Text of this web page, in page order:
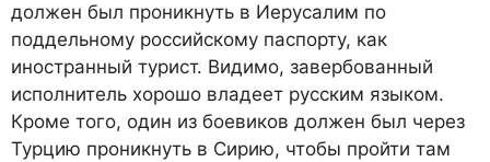
должен был проникнуть в Иерусалим по
поддельному российскому паспорту, как
иностранный турист. Видимо, завербованный
исполнитель хорошо владеет русским языком.
Кроме того, один из боевиков должен был через
Турцию проникнуть в Сирию, чтобы пройти там